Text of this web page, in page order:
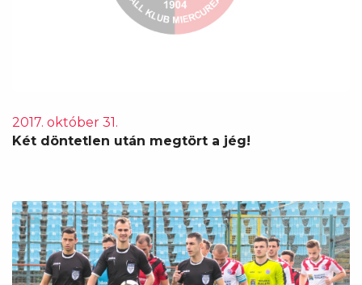
2017. október 31.
Két döntetlen után megtört a jég!